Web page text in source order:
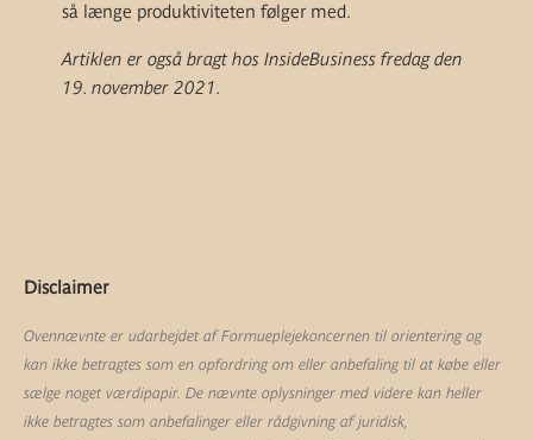
så længe produktiviteten følger med.
Artiklen er også bragt hos InsideBusiness fredag den
19. november 2021.
Disclaimer
Ovennævnte er udarbejdet af Formueplejekoncernen til orientering og
kan ikke betragtes som en opfordring om eller anbefaling til at købe eller
sælge noget værdipapir. De nævnte oplysninger med videre kan heller
ikke betragtes som anbefalinger eller rådgivning af juridisk,